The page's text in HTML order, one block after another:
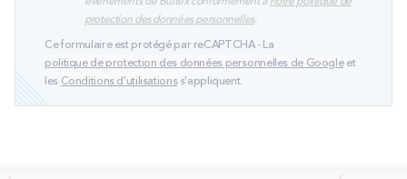
protection des données personnelles.
Ce formulaire est protégé par reCAPTCHA - La
politique de protection des données personnelles de Googleet
les Conditions d'utilisationss'appliquent.